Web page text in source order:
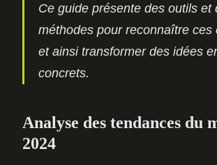
Ce guide présente des outils et
méthodes pour reconnaître ces
et ainsi transformer des idées
concrets.
Analyse des tendances du
2024